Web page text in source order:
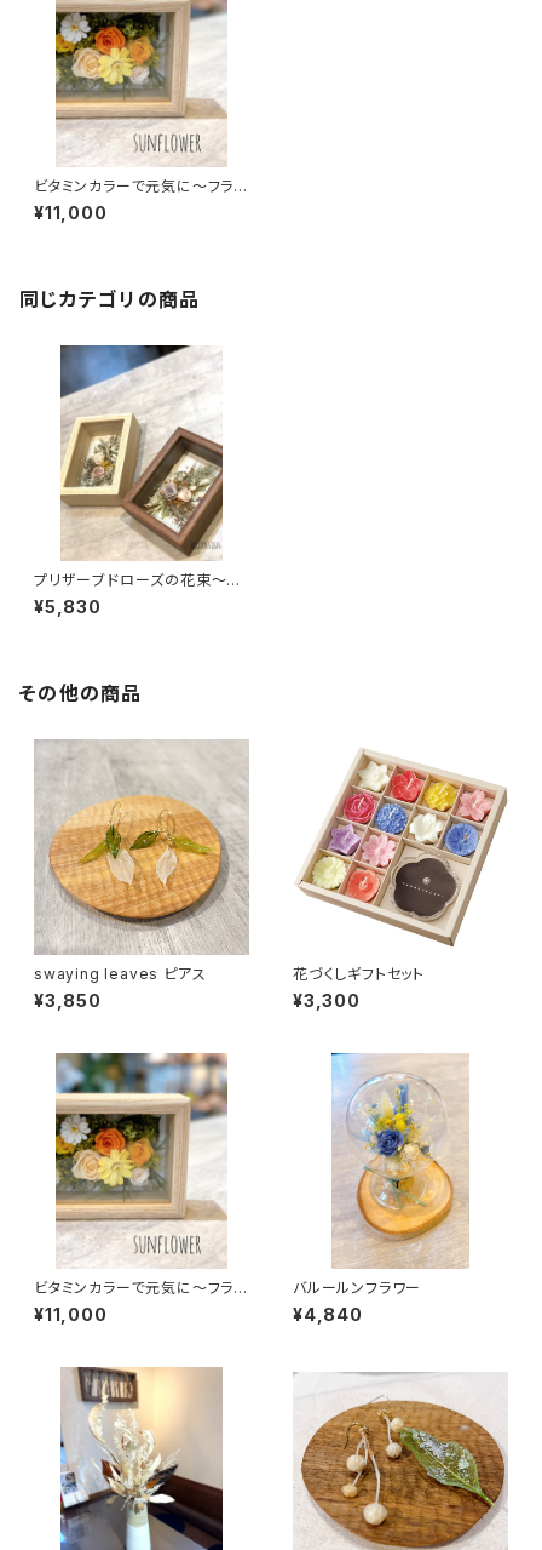
ビタミンカラーで元気に～フラワ
ーフレーム～
¥11,000
同じカテゴリの商品
プリザーブドローズの花束〜ウ
ッドフレーム〜
¥5,830
その他の商品
swaying leaves ピアス
¥3,850
花づくしギフトセット
¥3,300
ビタミンカラーで元気に～フラワ
ーフレーム～
¥11,000
バルールンフラワー
¥4,840